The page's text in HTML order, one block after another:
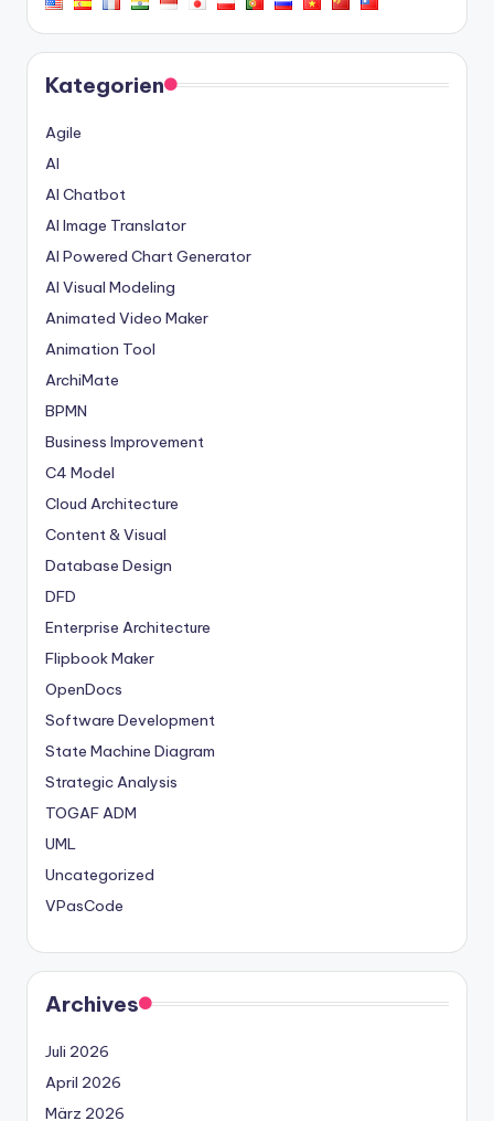
Kategorien
Agile
AI
AI Chatbot
AI Image Translator
AI Powered Chart Generator
AI Visual Modeling
Animated Video Maker
Animation Tool
ArchiMate
BPMN
Business Improvement
C4 Model
Cloud Architecture
Content & Visual
Database Design
DFD
Enterprise Architecture
Flipbook Maker
OpenDocs
Software Development
State Machine Diagram
Strategic Analysis
TOGAF ADM
UML
Uncategorized
VPasCode
Archives
Juli 2026
April 2026
März 2026